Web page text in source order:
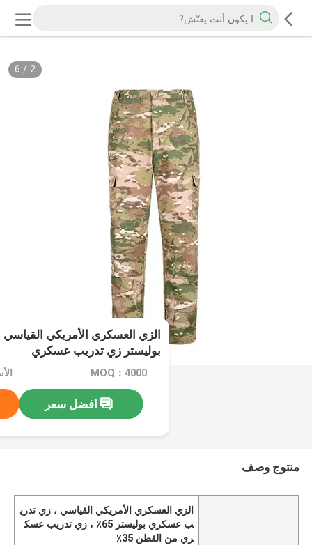
2
/
6
بوليستر زي تدريب عسكري
MOQ：4000
افضل سعر
منتوج وصف
الزي العسكري الأمريكي القياسي ، زي تدري
ب عسكري بوليستر 65٪ ، زي تدريب عسك
ري من القطن 35٪